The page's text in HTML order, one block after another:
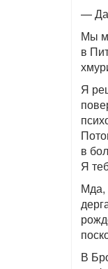
—
Мы
в
Я
в
Я
Мда,
В